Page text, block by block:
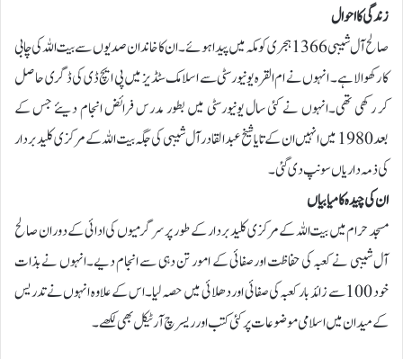
زندگی کا احوال
صالح آل شیبی 1366 ہجری کو مکہ میں پیدا ہوئے۔ ان کا خاندان صدیوں سے بیت اللہ کی چابی
کا رکھوالا ہے۔ انہوں نے ام القرہ یونیورسٹی سے اسلامک سٹڈیز میں پی ایچ ڈی کی ڈگری حاصل
کر رکھی تھی۔انہوں نے کئی سال یونیورسٹی میں بطور مدرس فرائض انجام دیئے جس کے
بعد 1980 میں انہیں ان کے تایا شیخ عبدالقادر آل شیبی کی جگہ بیت اللہ کے مرکزی کلید بردار
کی ذمہ داریاں سونپ دی گئی۔
ان کی چیدہ کامیابیاں
مسجد حرام میں بیت اللہ کے مرکزی کلید بردار کے طور پر سرگرمیوں کی ادائی کے دوران صالح
آل شیبی نے کعبہ کی حفاظت اور صفائی کے امور تن دہی سے انجام دیے۔انہوں نے بذات
خود 100 سے زائد بار کعبہ کی صفائی اور دھلائی میں حصہ لیا۔اس کے علاوہ انہوں نے تدریس
کے میدان میں اسلامی موضوعات پر کئی کتب اور ریسرچ آرٹیکل بھی لکھے۔